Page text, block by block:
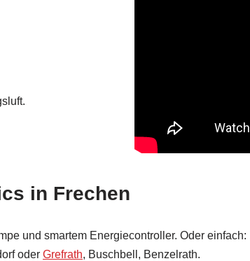
in Frechen
und smartem Energiecontroller. Oder
oder Grefrath, Buschbell, Benzelrath.